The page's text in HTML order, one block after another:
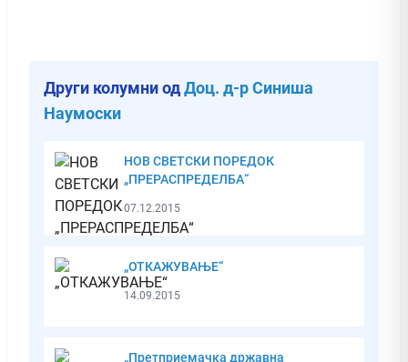
Други колумни одДоц. д-р Синиша
Наумоски
НОВ СВЕТСКИ ПОРЕДОК
„ПРЕРАСПРЕДЕЛБА“
07.12.2015
„ОТКАЖУВАЊЕ“
14.09.2015
„Претприемачка државна